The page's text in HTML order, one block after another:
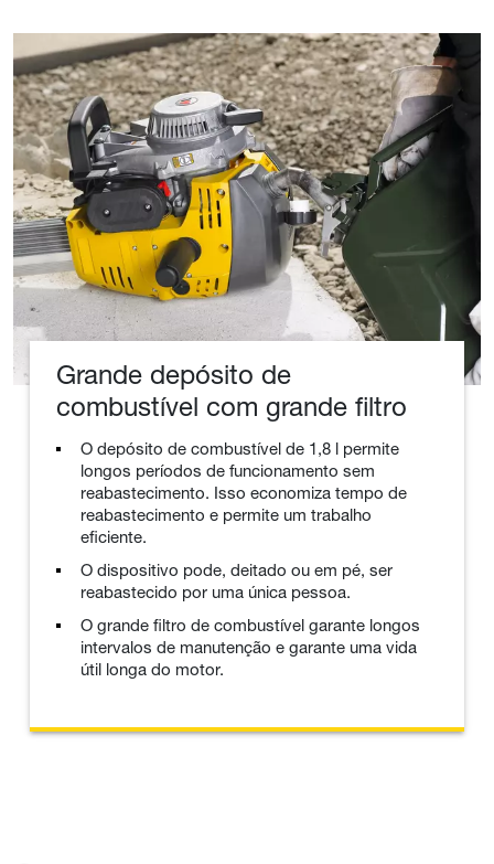
Grande depósito de
combustível com grande filtro
O depósito de combustível de 1,8 l permite
longos períodos de funcionamento sem
reabastecimento. Isso economiza tempo de
reabastecimento e permite um trabalho
eficiente.
O dispositivo pode, deitado ou em pé, ser
reabastecido por uma única pessoa.
O grande filtro de combustível garante longos
intervalos de manutenção e garante uma vida
útil longa do motor.